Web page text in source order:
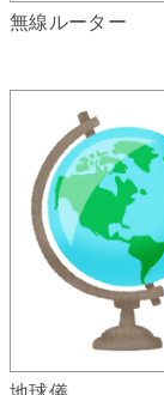
無線ルーター